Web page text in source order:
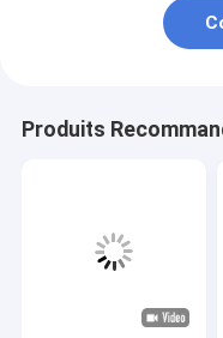
Produits